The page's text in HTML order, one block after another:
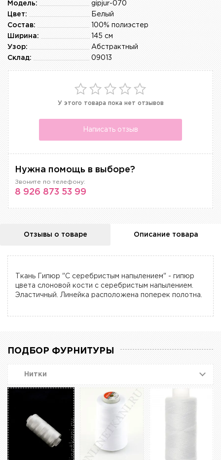
gipjur-070
Модель:
Белый
Цвет:
100% полиэстер
Состав:
145 см
Ширина:
Абстрактный
Узор:
09013
Склад:
У этого товара пока нет отзывов
Написать отзыв
Нужна помощь в выборе?
Звоните по телефону:
8 926 873 53 99
Отзывы о товаре Описание товара
Ткань Гипюр "С серебристым напылением" - гипюр
цвета слоновой кости с серебристым напылением.
Эластичный. Линейка расположена поперек полотна.
ПОДБОР ФУРНИТУРЫ
Нитки